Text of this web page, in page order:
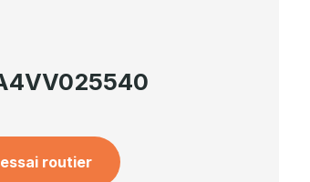
routier